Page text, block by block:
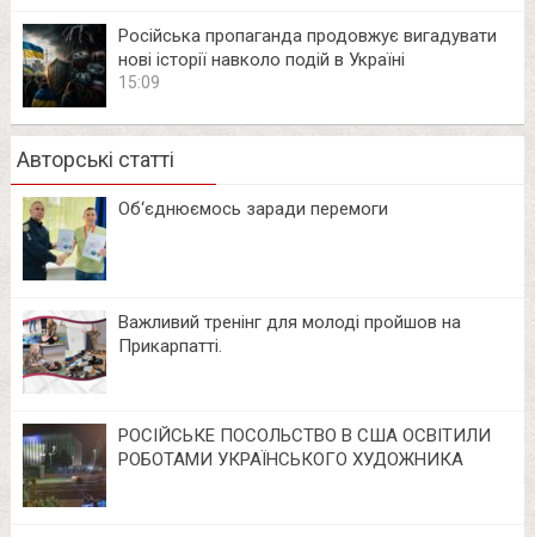
Російська пропаганда продовжує вигадувати
нові історії навколо подій в Україні
15:09
Авторські статті
Об‘єднюємось заради перемоги
Важливий тренінг для молоді пройшов на
Прикарпатті.
РОСІЙСЬКЕ ПОСОЛЬСТВО В США ОСВІТИЛИ
РОБОТАМИ УКРАЇНСЬКОГО ХУДОЖНИКА